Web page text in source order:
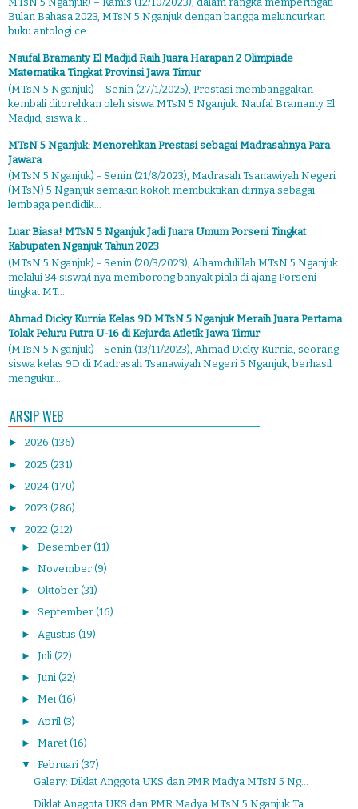
Bulan Bahasa 2023, MTsN 5 Nganjuk dengan bangga meluncurkan
buku antologi ce...
Naufal Bramanty El Madjid Raih Juara Harapan 2 Olimpiade
Matematika Tingkat Provinsi Jawa Timur
(MTsN 5 Nganjuk) – Senin (27/1/2025), Prestasi membanggakan
kembali ditorehkan oleh siswa MTsN 5 Nganjuk. Naufal Bramanty El
Madjid, siswa k...
MTsN 5 Nganjuk: Menorehkan Prestasi sebagai Madrasahnya Para
Jawara
(MTsN 5 Nganjuk) - Senin (21/8/2023), Madrasah Tsanawiyah Negeri
(MTsN) 5 Nganjuk semakin kokoh membuktikan dirinya sebagai
lembaga pendidik...
Luar Biasa! MTsN 5 Nganjuk Jadi Juara Umum Porseni Tingkat
Kabupaten Nganjuk Tahun 2023
(MTsN 5 Nganjuk) - Senin (20/3/2023), Alhamdulillah MTsN 5 Nganjuk
melalui 34 siswa/i nya memborong banyak piala di ajang Porseni
tingkat MT...
Ahmad Dicky Kurnia Kelas 9D MTsN 5 Nganjuk Meraih Juara Pertama
Tolak Peluru Putra U-16 di Kejurda Atletik Jawa Timur
(MTsN 5 Nganjuk) - Senin (13/11/2023), Ahmad Dicky Kurnia, seorang
siswa kelas 9D di Madrasah Tsanawiyah Negeri 5 Nganjuk, berhasil
mengukir...
ARSIP WEB
► 2026 (136)
► 2025 (231)
► 2024 (170)
► 2023 (286)
▼ 2022 (212)
► Desember (11)
► November (9)
► Oktober (31)
► September (16)
► Agustus (19)
► Juli (22)
► Juni (22)
► Mei (16)
► April (3)
► Maret (16)
▼ Februari (37)
Galery: Diklat Anggota UKS dan PMR Madya MTsN 5 Ng...
Diklat Anggota UKS dan PMR Madya MTsN 5 Nganjuk Ta...